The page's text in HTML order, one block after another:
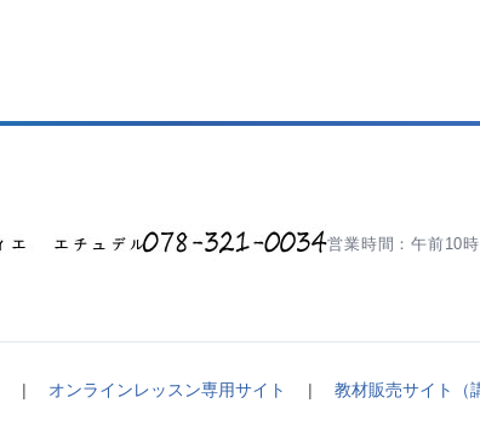
営業時間：午前10
| オンラインレッスン専用サイト | 教材販売サイト（